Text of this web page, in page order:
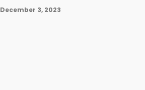
December 3, 2023